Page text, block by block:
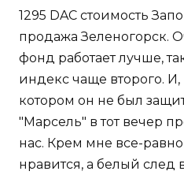
1295 DAC стоимость
продажа Зеленогорск.
фонд работает лучше,
индекс чаще второго.
котором он не был
"Марсель" в тот вечер
нас. Крем мне все-
нравится, а белый след